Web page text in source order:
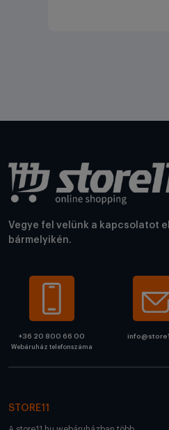
Vegye fel velünk a kapcsolatot
bármelyikén.
+36 20 800 66 00
Webáruház telefonszáma
STORE11